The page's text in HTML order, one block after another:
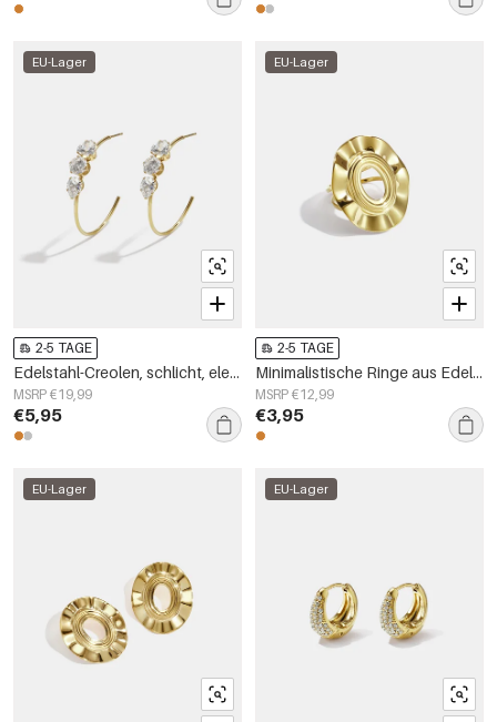
EU-Lager
2-5 TAGE
Edelstahl-Creolen, schlicht, elegant, für jeden Tag – Damenschmuck
MSRP €19,99
€5,95
EU-Lager
2-5 TAGE
Minimalistische Ringe aus Edelstahl, unregelmäßige Form, schlichte Alltags-Serie, Damenschmuck
MSRP €12,99
€3,95
EU-Lager EU-Lager